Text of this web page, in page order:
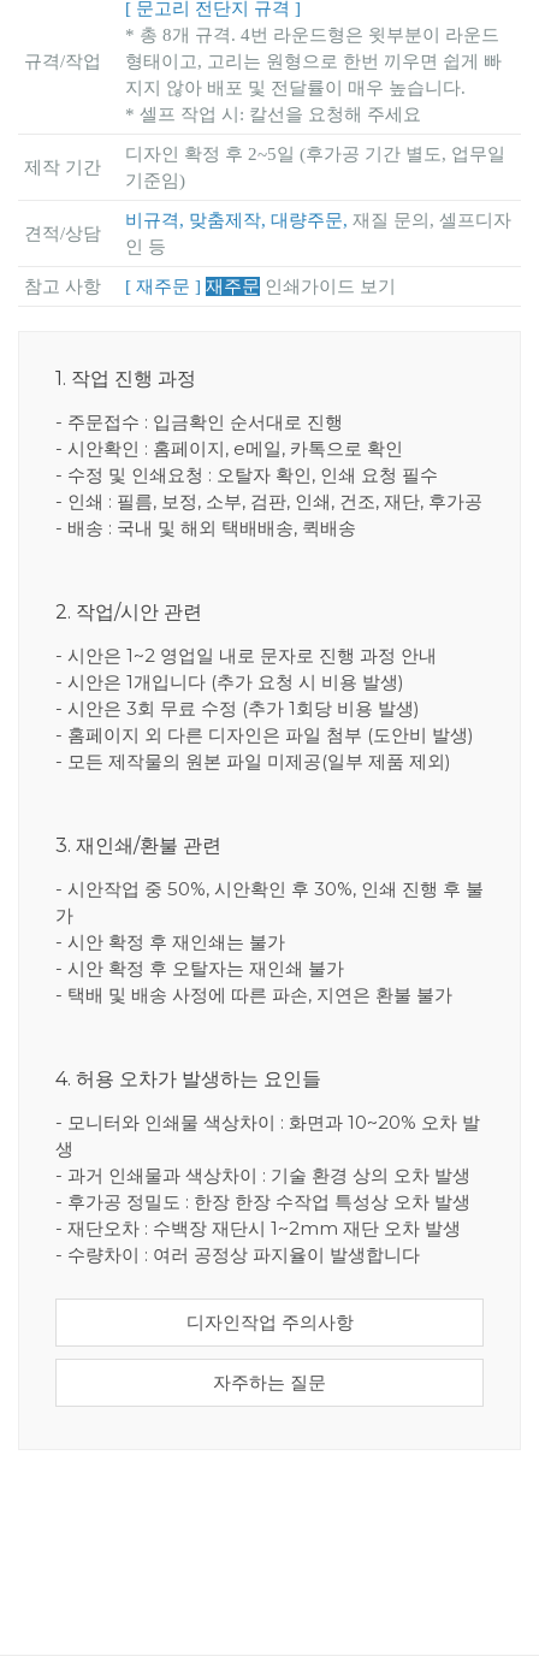
규격/작업
[ 문고리 전단지 규격 ]
* 총 8개 규격. 4번 라운드형은 윗부분이 라운드
형태이고, 고리는 원형으로 한번 끼우면 쉽게 빠
지지 않아 배포 및 전달률이 매우 높습니다.
* 셀프 작업 시: 칼선을 요청해 주세요
제작 기간
디자인 확정 후 2~5일 (후가공 기간 별도, 업무일
기준임)
견적/상담
비규격, 맞춤제작, 대량주문, 재질 문의, 셀프디자
인 등
참고 사항 [ 재주문 ] 재주문 인쇄가이드 보기
1. 작업 진행 과정
- 주문접수 : 입금확인 순서대로 진행
- 시안확인 : 홈페이지, e메일, 카톡으로 확인
- 수정 및 인쇄요청 : 오탈자 확인, 인쇄 요청 필수
- 인쇄 : 필름, 보정, 소부, 검판, 인쇄, 건조, 재단, 후가공
- 배송 : 국내 및 해외 택배배송, 퀵배송
2. 작업/시안 관련
- 시안은 1~2 영업일 내로 문자로 진행 과정 안내
- 시안은 1개입니다 (추가 요청 시 비용 발생)
- 시안은 3회 무료 수정 (추가 1회당 비용 발생)
- 홈페이지 외 다른 디자인은 파일 첨부 (도안비 발생)
- 모든 제작물의 원본 파일 미제공(일부 제품 제외)
3. 재인쇄/환불 관련
- 시안작업 중 50%, 시안확인 후 30%, 인쇄 진행 후 불
가
- 시안 확정 후 재인쇄는 불가
- 시안 확정 후 오탈자는 재인쇄 불가
- 택배 및 배송 사정에 따른 파손, 지연은 환불 불가
4. 허용 오차가 발생하는 요인들
- 모니터와 인쇄물 색상차이 : 화면과 10~20% 오차 발
생
- 과거 인쇄물과 색상차이 : 기술 환경 상의 오차 발생
- 후가공 정밀도 : 한장 한장 수작업 특성상 오차 발생
- 재단오차 : 수백장 재단시 1~2mm 재단 오차 발생
- 수량차이 : 여러 공정상 파지율이 발생합니다
디자인작업 주의사항
자주하는 질문